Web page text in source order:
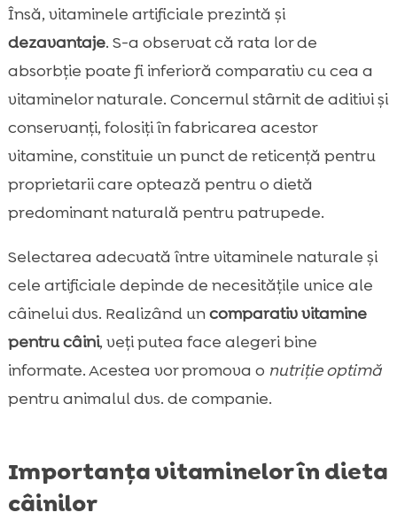
Însă, vitaminele artificiale prezintă și
dezavantaje. S-a observat că rata lor de
absorbție poate fi inferioră comparativ cu cea a
vitaminelor naturale. Concernul stârnit de aditivi și
conservanți, folosiți în fabricarea acestor
vitamine, constituie un punct de reticență pentru
proprietarii care optează pentru o dietă
predominant naturală pentru patrupede.
Selectarea adecvată între vitaminele naturale și
cele artificiale depinde de necesitățile unice ale
câinelui dvs. Realizând uncomparativ vitamine
pentru câini, veți putea face alegeri bine
informate. Acestea vor promova o nutriție optimă
pentru animalul dvs. de companie.
Importanța vitaminelor în dieta
câinilor